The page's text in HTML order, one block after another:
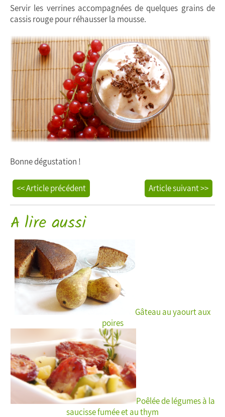
Servir les verrines accompagnées de quelques grains de
cassis rouge pour réhausser la mousse.
Bonne dégustation !
Article suivant >>
<< Article précédent
A lire aussi
Gâteau au yaourt aux
poires
Poêlée de légumes à la
saucisse fumée et au thym